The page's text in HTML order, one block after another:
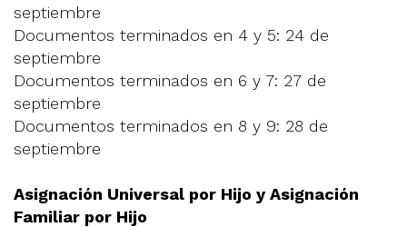
septiembre
Documentos terminados en 4 y 5: 24 de
septiembre
Documentos terminados en 6 y 7: 27 de
septiembre
Documentos terminados en 8 y 9: 28 de
septiembre
Asignación Universal por Hijo y Asignación
Familiar por Hijo